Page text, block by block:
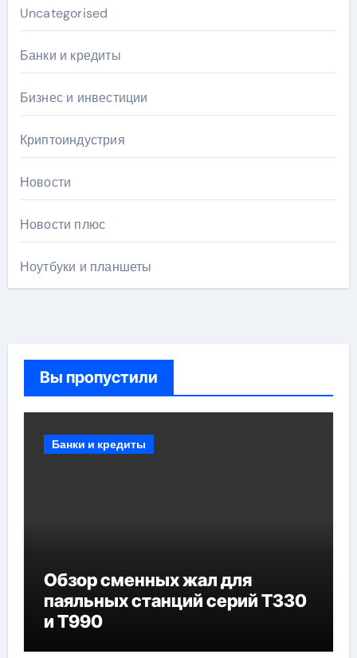
Uncategorised
Банки и кредиты
Бизнес и инвестиции
Криптоиндустрия
Новости
Новости плюс
Ноутбуки и планшеты
Вы пропустили
Банки и кредиты
Обзор сменных жал для
паяльных станций серий T330
и T990